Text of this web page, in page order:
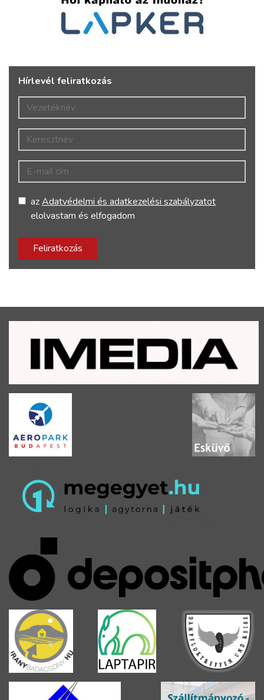
Hírlevél feliratkozás
Vezetéknév
Keresztnév
E-mail cím
azAdatvédelmi és adatkezelési szabályzatot
elolvastam és elfogadom
Feliratkozás